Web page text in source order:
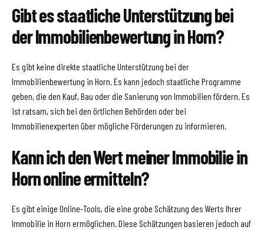
Gibt es staatliche Unterstützung bei
der Immobilienbewertung in Horn?
Es gibt keine direkte staatliche Unterstützung bei der
Immobilienbewertung in Horn. Es kann jedoch staatliche Programme
geben, die den Kauf, Bau oder die Sanierung von Immobilien fördern. Es
ist ratsam, sich bei den örtlichen Behörden oder bei
Immobilienexperten über mögliche Förderungen zu informieren.
Kann ich den Wert meiner Immobilie in
Horn online ermitteln?
Es gibt einige Online-Tools, die eine grobe Schätzung des Werts Ihrer
Immobilie in Horn ermöglichen. Diese Schätzungen basieren jedoch auf